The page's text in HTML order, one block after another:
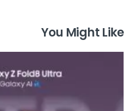
You Might Like